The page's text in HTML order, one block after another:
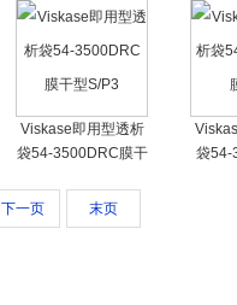
Viskase即用型透析
袋54-3500DRC膜干
袋54-
下一页 末页